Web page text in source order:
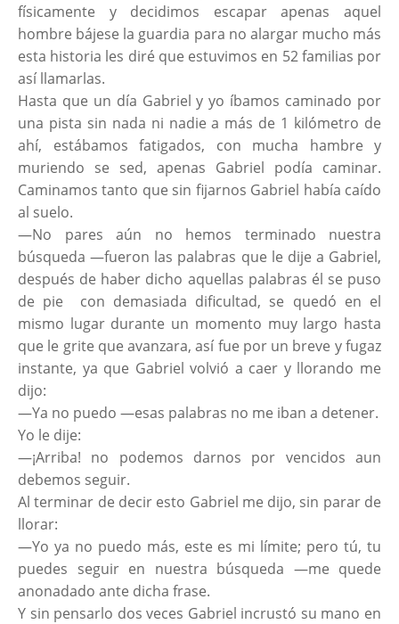
físicamente y decidimos escapar apenas aquel
hombre bájese la guardia para no alargar mucho más
esta historia les diré que estuvimos en 52 familias por
así llamarlas.
Hasta que un día Gabriel y yo íbamos caminado por
una pista sin nada ni nadie a más de 1 kilómetro de
ahí, estábamos fatigados, con mucha hambre y
muriendo se sed, apenas Gabriel podía caminar.
Caminamos tanto que sin fijarnos Gabriel había caído
al suelo.
—No pares aún no hemos terminado nuestra
búsqueda —fueron las palabras que le dije a Gabriel,
después de haber dicho aquellas palabras él se puso
de pie con demasiada dificultad, se quedó en el
mismo lugar durante un momento muy largo hasta
que le grite que avanzara, así fue por un breve y fugaz
instante, ya que Gabriel volvió a caer y llorando me
dijo:
—Ya no puedo —esas palabras no me iban a detener.
Yo le dije:
—¡Arriba! no podemos darnos por vencidos aun
debemos seguir.
Al terminar de decir esto Gabriel me dijo, sin parar de
llorar:
—Yo ya no puedo más, este es mi límite; pero tú, tu
puedes seguir en nuestra búsqueda —me quede
anonadado ante dicha frase.
Y sin pensarlo dos veces Gabriel incrustó su mano en